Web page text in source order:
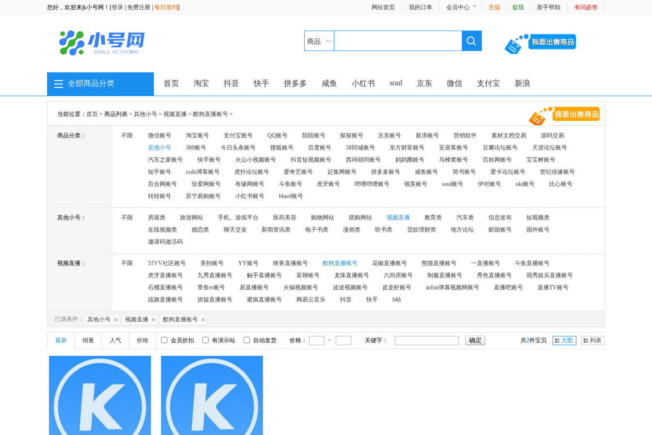
您好，欢迎来jk小号网！[登录 免费注册 每日签到 ] 网站首页 我的订单 会员中心 充值 提现 新手帮助 有问必答
商品
全部商品分类 首页 淘宝 抖音 快手 拼多多 咸鱼 小红书 soul 京东 微信 支付宝 新浪
当前位置： 首页 > 商品列表 > 其他小号 > 视频直播 > 酷狗直播账号 >
商品分类： 不限 微信账号 淘宝账号 支付宝账号 QQ账号 陌陌账号 探探账号 京东账号 新浪账号 营销软件 素材文档交易
源码交易
其他小号
360账号 今日头条账号 搜狐账号 百度账号 58同城账号 东方财富账号 安居客账号 豆瓣论坛账号
天涯论坛账号
汽车之家账号
快手账号 火山小视频账号 抖音短视频账号 西祠胡同账号 妈妈圈账号 马蜂窝账号 百姓网账号
宝宝树账号
知乎账号
csdn博客账号 虎扑论坛账号 爱奇艺账号 赶集网账号 拼多多账号 咸鱼账号 简书账号 爱卡论坛账号
世纪佳缘账号
百合网账号
珍爱网账号 有缘网账号 斗鱼账号 虎牙账号 哔哩哔哩账号 领英账号 soul账号 伊对账号 uki账号
比心账号
转转账号
苏宁易购账号 小红书账号 blued账号
其他小号： 不限 房屋类 旅游网站 手机、游戏平台 医药美容 购物网站 团购网站 视频直播 教育类 汽车类 信息发布
短视频类
在线视频类
婚恋类 聊天交友 新闻资讯类 电子书类 漫画类 听书类 贷款理财类 地方论坛 邮箱账号
国外账号
邀请码激活码
视频直播： 不限 51VV社区账号 美拍账号 YY账号 映客直播账号 酷狗直播账号 花椒直播账号 熊猫直播账号 一直播账号
斗鱼直播账号
虎牙直播账号
九秀直播账号 触手直播账号 富聊账号 龙珠直播账号 六间房账号 制服直播账号 秀色直播账号
我秀娱乐直播账号
石榴直播账号
章鱼tv账号 易直播账号 火锅视频账号 波波视频账号 皮皮虾账号 acfun弹幕视频网账号 直播吧账号
直播TV账号
战旗直播账号
抓饭直播账号 蜜疯直播账号 网易云音乐 抖音 快手 b站
已选条件： 其他小号 视频直播 酷狗直播账号
最新 销量 人气 价格 会员折扣 有演示站 自动发货 价格： - 关键字： 共2件宝贝 列表
大图